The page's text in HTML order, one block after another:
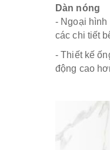
Dàn nóng
- Ngoại hình
các chi tiết
- Thiết kế
động cao